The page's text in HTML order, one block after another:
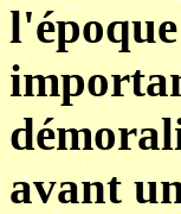
avant